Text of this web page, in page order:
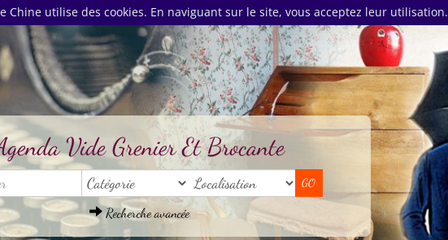
Chine utilise des cookies. En naviguant sur le site, vous acceptez leur utilisation.
Vide Grenier Et Brocante
Recherche avancée